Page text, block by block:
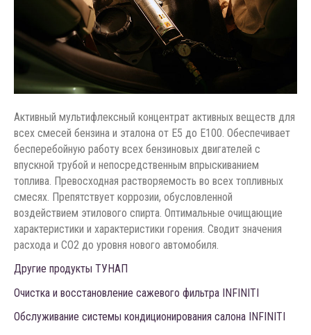
Активный мультифлексный концентрат активных веществ для
всех смесей бензина и эталона от E5 до E100. Обеспечивает
бесперебойную работу всех бензиновых двигателей с
впускной трубой и непосредственным впрыскиванием
топлива. Превосходная растворяемость во всех топливных
смесях. Препятствует коррозии, обусловленной
воздействием этилового спирта. Оптимальные очищающие
характеристики и характеристики горения. Сводит значения
расхода и CO2 до уровня нового автомобиля.
Другие продукты ТУНАП
Очистка и восстановление сажевого фильтра INFINITI
Обслуживание системы кондиционирования салона INFINITI